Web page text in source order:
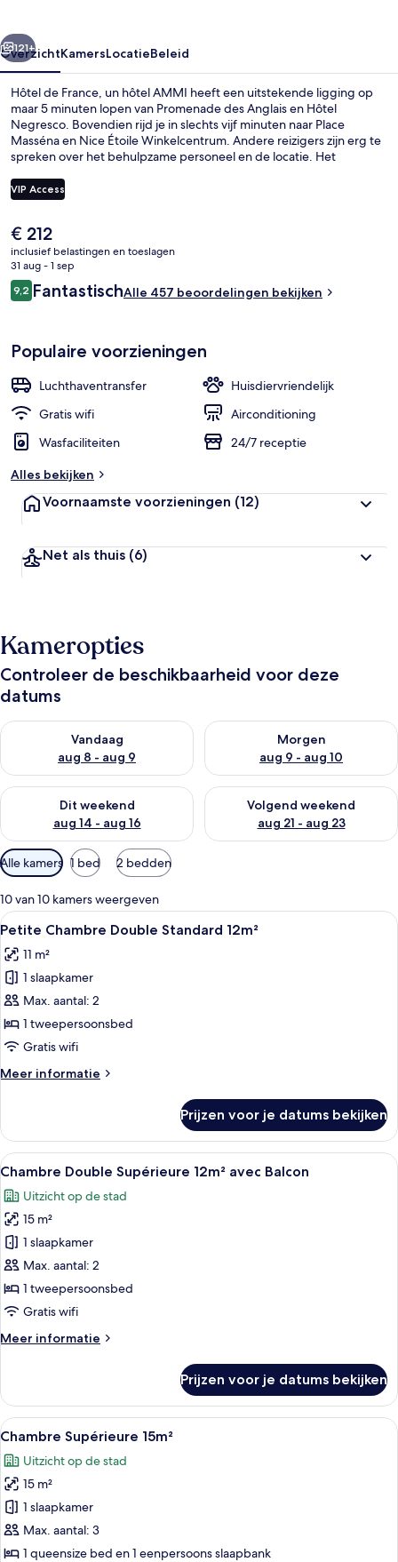
Volgende
121+
OverzichtKamersLocatieBeleid
Hôtel de France, un hôtel AMMI heeft een uitstekende ligging op
maar 5 minuten lopen van Promenade des Anglais en Hôtel
Negresco. Bovendien rijd je in slechts vijf minuten naar Place
Masséna en Nice Étoile Winkelcentrum. Andere reizigers zijn erg te
spreken over het behulpzame personeel en de locatie. Het
lopen naar Alsace - Lorraine Tramhalte en 13 minuten naar Station
Place Masséna.
VIP Access
De
huidige
prijs
is
€ 212
€ 212
inclusief belastingen en toeslagen
31 aug - 1 sep
Beoordelingen
9,29,2 op 10 –
FantastischAlle 457 beoordelingen bekijken
Populaire voorzieningen
Luchthaventransfer
Huisdiervriendelijk
Gratis wifi
Airconditioning
Wasfaciliteiten
24/7 receptie
Alles bekijken
Voornaamste voorzieningen (12)
Net als thuis (6)
Kameropties
Controleer de beschikbaarheid voor deze
datums
Vandaag
aug 8 - aug 9
De beschikbaarheid controleren voor vanavond aug 8 - aug 9
Morgen
aug 9 - aug 10
De beschikbaarheid
Dit weekend
aug 14 - aug 16
De beschikbaarheid controleren voor dit weekend aug 14 -
Volgend weekend
aug 21 - aug 23
De beschikbaarheid
Beschikbare
filters
voor
kamers
Alle kamers 1 bed 2 bedden
10 van 10 kamers weergeven
Alle
foto's
voor
Petite
Chambre
Double
Standard
laden
Een hotelkamer met een groot bed,
23
Petite Chambre Double Standard 12m²
11 m²
1 slaapkamer
Max. aantal: 2
1 tweepersoonsbed
Gratis wifi
Meer informatie
Meer
Chambre
Double
Standard
Prijzen voor je datums bekijken
Alle
foto's
voor
Chambre
Double
Supérieure
12m²
avec
laden
Een hotelkamer met een bed, een
8
Chambre Double Supérieure 12m² avec Balcon
Uitzicht op de stad
15 m²
1 slaapkamer
Max. aantal: 2
1 tweepersoonsbed
Gratis wifi
Meer informatie
Meer
Double
Supérieure
12m²
Balcon
Prijzen voor je datums bekijken
Alle
foto's
voor
Chambre
Supérieure
15m²
laden
Chambre Supérieure 15m² | Luxe
22
Chambre Supérieure 15m²
Uitzicht op de stad
15 m²
1 slaapkamer
Max. aantal: 3
1 queensize bed en 1 eenpersoons slaapbank